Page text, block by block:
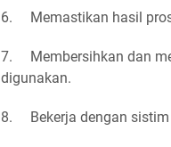
6. Memastikan hasil
7. Membersihkan dan
digunakan.
8. Bekerja dengan